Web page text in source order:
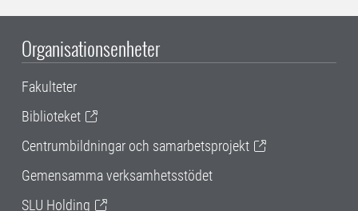
Organisationsenheter
Fakulteter
Biblioteket
Centrumbildningar och samarbetsprojekt
Gemensamma verksamhetsstödet
SLU Holding